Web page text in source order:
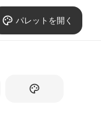
パレットを開く